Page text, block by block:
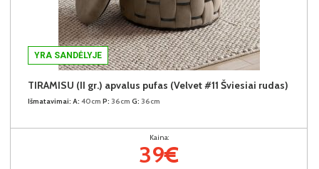
YRA SANDĖLYJE
TIRAMISU (II gr.) apvalus pufas (Velvet #11 Šviesiai rudas)
Išmatavimai: A: 40cm P: 36cm G: 36cm
Kaina:
39€